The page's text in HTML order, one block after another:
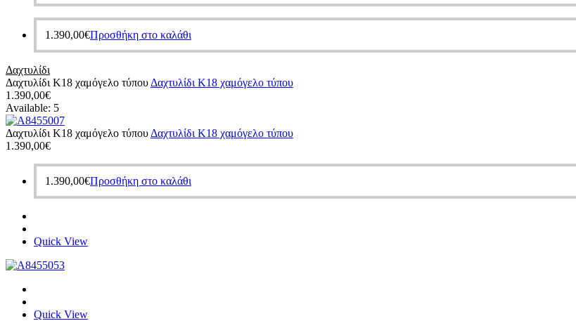
1.390,00€Προσθήκη στο καλάθι
Δαχτυλίδι
Δαχτυλίδι Κ18 χαμόγελο τύπου Δαχτυλίδι Κ18 χαμόγελο τύπου
1.390,00€
Available: 5
Δαχτυλίδι Κ18 χαμόγελο τύπου Δαχτυλίδι Κ18 χαμόγελο τύπου
1.390,00€
1.390,00€Προσθήκη στο καλάθι
Quick View
Quick View